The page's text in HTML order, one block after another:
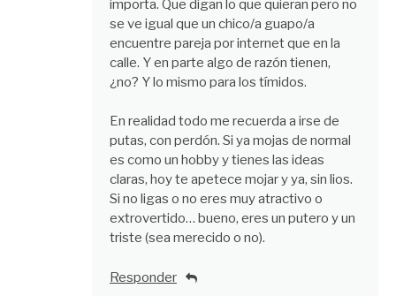
importa. Que digan lo que quieran pero no
se ve igual que un chico/a guapo/a
encuentre pareja por internet que en la
calle. Y en parte algo de razón tienen,
¿no? Y lo mismo para los tímidos.
En realidad todo me recuerda a irse de
putas, con perdón. Si ya mojas de normal
es como un hobby y tienes las ideas
claras, hoy te apetece mojar y ya, sin lios.
Si no ligas o no eres muy atractivo o
extrovertido… bueno, eres un putero y un
triste (sea merecido o no).
Responder